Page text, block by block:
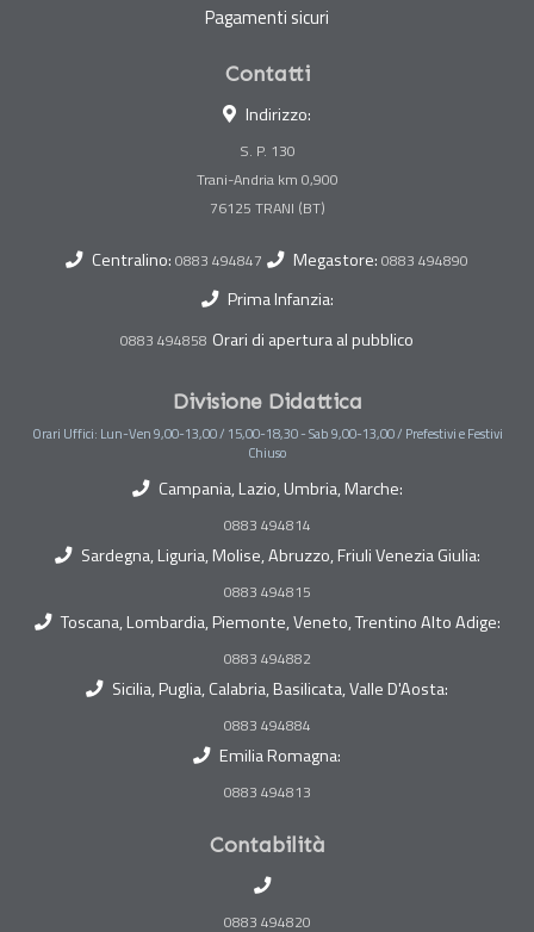
Pagamenti sicuri
Contatti
Indirizzo:
S. P. 130
Trani-Andria km 0,900
Centralino: 0883 494847 Megastore: 0883 494890
Prima Infanzia:
0883 494858 Orari di apertura al pubblico
Divisione Didattica
Orari Uffici: Lun-Ven 9,00-13,00 / 15,00-18,30 - Sab 9,00-13,00 / Prefestivi e Festivi
Chiuso
Campania, Lazio, Umbria, Marche:
0883 494814
Sardegna, Liguria, Molise, Abruzzo, Friuli Venezia Giulia:
0883 494815
Toscana, Lombardia, Piemonte, Veneto, Trentino Alto Adige:
0883 494882
Sicilia, Puglia, Calabria, Basilicata, Valle D'Aosta:
0883 494884
Emilia Romagna:
0883 494813
Contabilità
0883 494820